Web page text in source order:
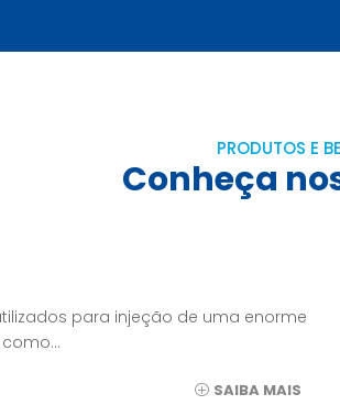
PRODUTOS E
Conheça
para injeção de uma enorme
SAIBA MAIS